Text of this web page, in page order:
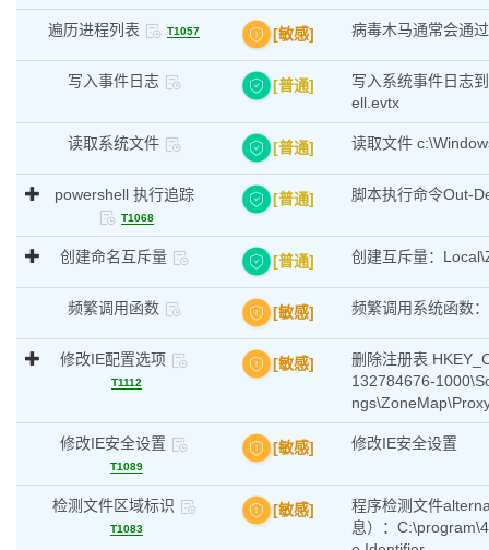
遍历进程列表 T1057 [敏感] 病毒木马通常会通
写入事件日志 [普通]
写入系统事件日志
ell.evtx
读取系统文件 [普通] 读取文件
powershell 执行追踪
T1068
[普通] 脚本执行命令Out-
创建命名互斥量 [普通] 创建互斥量：
频繁调用函数 [敏感] 频繁调用系统函数
修改IE配置选项
T1112
[敏感]
删除注册表
132784676-
修改IE安全设置
T1089
[敏感] 修改IE安全设置
检测文件区域标识
T1083
[敏感]
程序检测文件
息）：